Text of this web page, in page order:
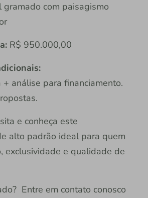
gramado com paisagismo
R$ 950.000,00
análise para financiamento.
e conheça este
alto padrão ideal para quem
exclusividade e qualidade de
Entre em contato conosco